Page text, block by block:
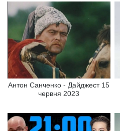
Антон Санченко - Дайджест 15
червня 2023